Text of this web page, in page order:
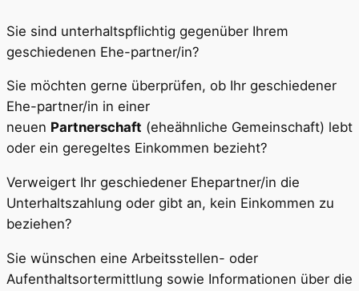
Sie sind unterhaltspflichtig gegenüber Ihrem
geschiedenen Ehe-partner/in?
Sie möchten gerne überprüfen, ob Ihr geschiedener
Ehe-partner/in in einer
neuen Partnerschaft (eheähnliche Gemeinschaft) lebt
oder ein geregeltes Einkommen bezieht?
Verweigert Ihr geschiedener Ehepartner/in die
Unterhaltszahlung oder gibt an, kein Einkommen zu
beziehen?
Sie wünschen eine Arbeitsstellen- oder
Aufenthaltsortermittlung sowie Informationen über die